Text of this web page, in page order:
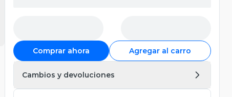
Comprar ahora Agregar al carro
Cambios y devoluciones